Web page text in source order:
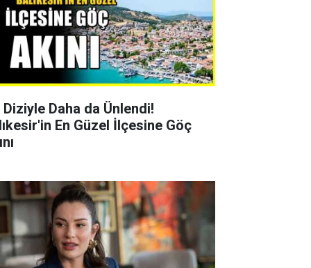
Daha da Ünlendi!
En Güzel İlçesine Göç